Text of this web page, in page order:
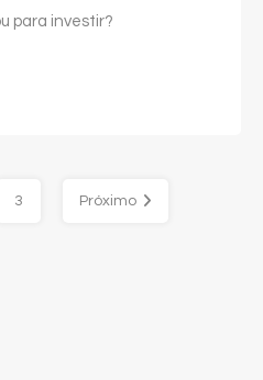
para investir?
3 Próximo